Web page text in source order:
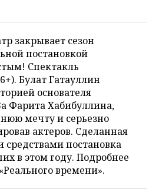
закрывает сезон
постановкой
Спектакль
Булат Гатауллин
основателя
Фарита Хабибуллина,
мечту и серьезно
актеров. Сделанная
постановка
в этом году. Подробнее
времени».